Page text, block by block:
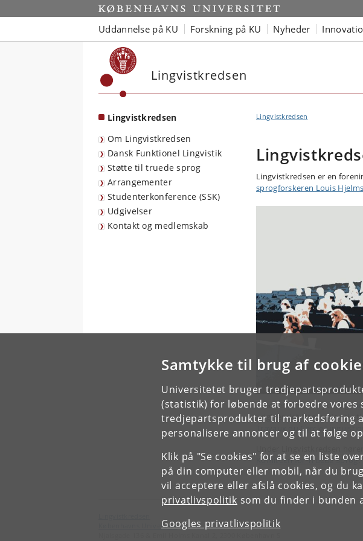
Samtykke til brug af
Universitetet bruger
(statistik) for løbende at forbedre
tredjepartsprodukter til markedsføring
personalisere annoncer og til at følge
Klik på "Se cookies" for at se en liste
på din computer eller mobil, når du
vil acceptere eller afslå cookies, og du
privatlivspolitik som du finder i bunden
Googles privatlivspolitik
Start
Uddannelse på KU Forskning på KU Nyheder
Lingvistkredsen
Lingvistkredsen
Om Lingvistkredsen
Dansk Funktionel Lingvistik
Støtte til truede sprog
Arrangementer
Studenterkonference (SSK)
Udgivelser
Kontakt og medlemskab
Lingvistkredsen
Lingvistkredsen er en
sprogforskeren Louis
Kredsen afholder jævnligt
udgiver det internationale
Travaux du Cercle
Komitéen for Truede Sprog.
Københavns Universitet